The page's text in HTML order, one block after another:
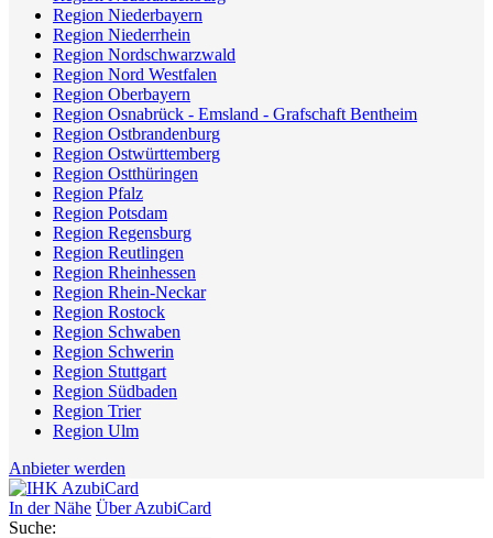
Region Niederbayern
Region Niederrhein
Region Nordschwarzwald
Region Nord Westfalen
Region Oberbayern
Region Osnabrück - Emsland - Grafschaft Bentheim
Region Ostbrandenburg
Region Ostwürttemberg
Region Ostthüringen
Region Pfalz
Region Potsdam
Region Regensburg
Region Reutlingen
Region Rheinhessen
Region Rhein-Neckar
Region Rostock
Region Schwaben
Region Schwerin
Region Stuttgart
Region Südbaden
Region Trier
Region Ulm
Anbieter werden
In der Nähe Über AzubiCard
Suche: